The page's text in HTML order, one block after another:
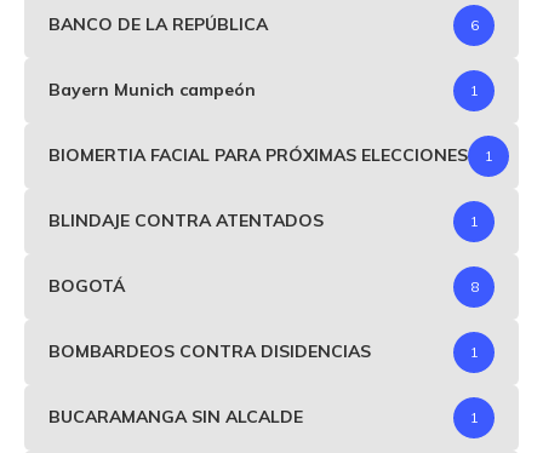
BANCO DE LA REPÚBLICA 6
Bayern Munich campeón 1
BIOMERTIA FACIAL PARA PRÓXIMAS ELECCIONES 1
BLINDAJE CONTRA ATENTADOS 1
BOGOTÁ 8
BOMBARDEOS CONTRA DISIDENCIAS 1
BUCARAMANGA SIN ALCALDE 1